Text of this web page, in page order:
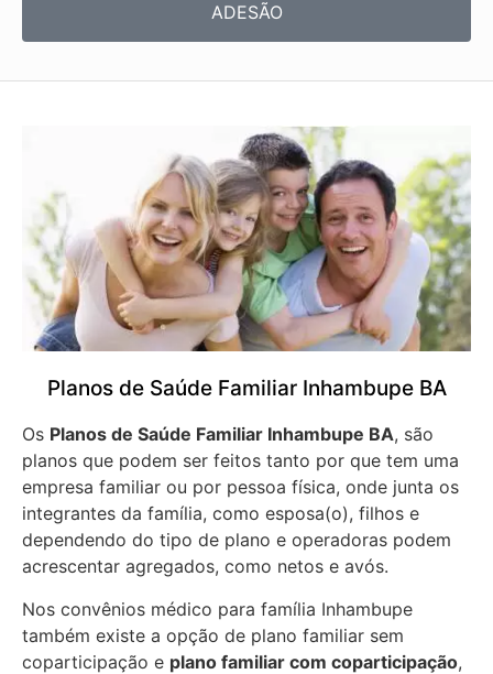
ADESÃO
Planos de Saúde Familiar Inhambupe BA
Os Planos de Saúde Familiar Inhambupe BA, são
planos que podem ser feitos tanto por que tem uma
empresa familiar ou por pessoa física, onde junta os
integrantes da família, como esposa(o), filhos e
dependendo do tipo de plano e operadoras podem
acrescentar agregados, como netos e avós.
Nos convênios médico para família Inhambupe
também existe a opção de plano familiar sem
coparticipação e plano familiar com coparticipação,